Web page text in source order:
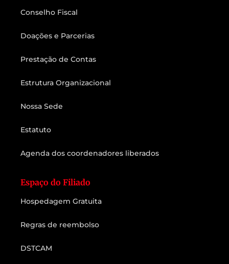
Conselho Fiscal
Doações e Parcerias
Prestação de Contas
Estrutura Organizacional
Nossa Sede
Estatuto
Agenda dos coordenadores liberados
Espaço do Filiado
Hospedagem Gratuita
Regras de reembolso
DSTCAM